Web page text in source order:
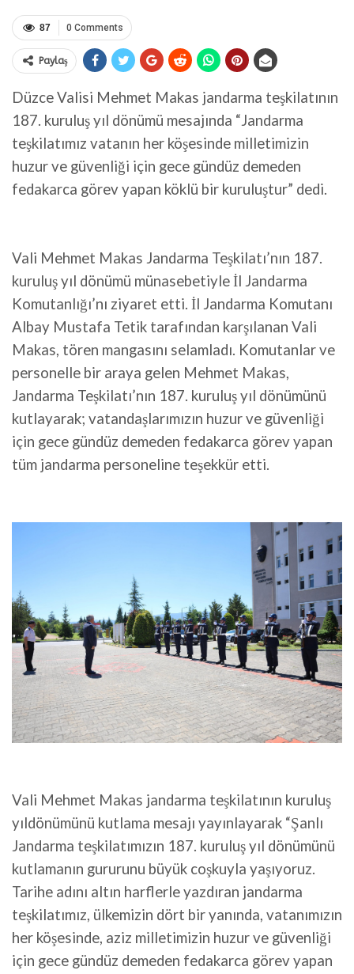
0 Comments
87
Paylaş
Düzce Valisi Mehmet Makas jandarma teşkilatının
187. kuruluş yıl dönümü mesajında “Jandarma
teşkilatımız vatanın her köşesinde milletimizin
huzur ve güvenliği için gece gündüz demeden
fedakarca görev yapan köklü bir kuruluştur” dedi.
Vali Mehmet Makas Jandarma Teşkilatı’nın 187.
kuruluş yıl dönümü münasebetiyle İl Jandarma
Komutanlığı’nı ziyaret etti. İl Jandarma Komutanı
Albay Mustafa Tetik tarafından karşılanan Vali
Makas, tören mangasını selamladı. Komutanlar ve
personelle bir araya gelen Mehmet Makas,
Jandarma Teşkilatı’nın 187. kuruluş yıl dönümünü
kutlayarak; vatandaşlarımızın huzur ve güvenliği
için gece gündüz demeden fedakarca görev yapan
tüm jandarma personeline teşekkür etti.
Vali Mehmet Makas jandarma teşkilatının kuruluş
yıldönümünü kutlama mesajı yayınlayarak “Şanlı
Jandarma teşkilatımızın 187. kuruluş yıl dönümünü
kutlamanın gururunu büyük coşkuyla yaşıyoruz.
Tarihe adını altın harflerle yazdıran jandarma
teşkilatımız, ülkemizin dört bir yanında, vatanımızın
her köşesinde, aziz milletimizin huzur ve güvenliği
için gece gündüz demeden fedakarca görev yapan